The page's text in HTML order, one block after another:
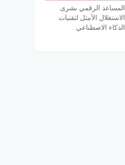
المساعد الرقمي بشرى
الاستغلال الأمثل لتقنيات
الذكاء الاصطناعي